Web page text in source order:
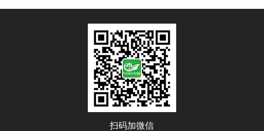
扫码加微信